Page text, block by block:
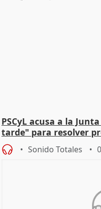
PSCyL acusa a la
tarde" para resolver
Sonido Totales